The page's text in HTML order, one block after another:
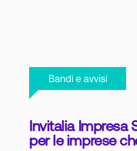
Bandi e avvisi
Invitalia Impresa
per le imprese